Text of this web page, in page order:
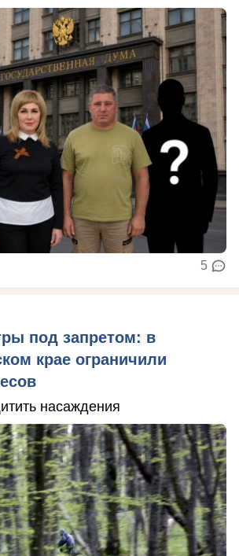
5
под запретом: в
крае ограничили
насаждения